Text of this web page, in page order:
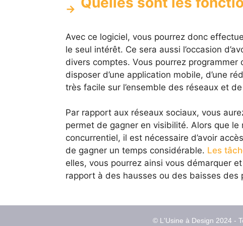
Avec ce logiciel, vous pourrez donc
le seul intérêt. Ce sera aussi l’occasion
divers comptes. Vous pourrez
disposer d’une application mobile, d’une
très facile sur l’ensemble des réseaux et
Par rapport aux réseaux sociaux, vous
permet de gagner en visibilité. Alors que
concurrentiel, il est nécessaire d’avoir
de gagner un temps considérable. Les
elles, vous pourrez ainsi vous démarquer
rapport à des hausses ou des baisses des
© L'Usine à Design 2024 -